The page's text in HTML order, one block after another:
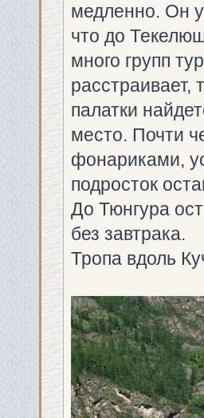
медленно. Он
что до
много групп
расстраивает,
палатки
место. Почти
фонариками,
подросток
До Тюнгура
без завтрака.
Тропа вдоль